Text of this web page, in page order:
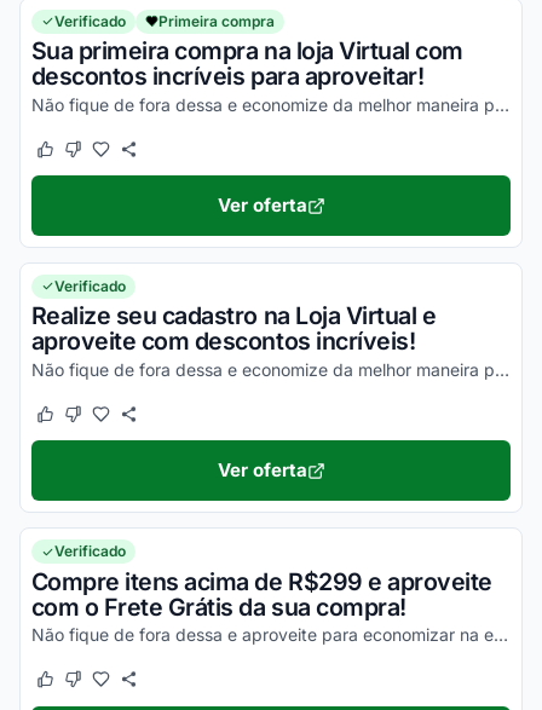
Verificado Primeira compra
Sua primeira compra na loja Virtual com
descontos incríveis para aproveitar!
Não fique de fora dessa e economize da melhor maneira possível!
Este cupom funcionou
Este cupom não funcionou
Ver oferta
Verificado
Realize seu cadastro na Loja Virtual e
aproveite com descontos incríveis!
Não fique de fora dessa e economize da melhor maneira possível!
Este cupom funcionou
Este cupom não funcionou
Ver oferta
Verificado
Compre itens acima de R$299 e aproveite
com o Frete Grátis da sua compra!
Não fique de fora dessa e aproveite para economizar na entrega de todos os seus produtos!
Este cupom funcionou
Este cupom não funcionou